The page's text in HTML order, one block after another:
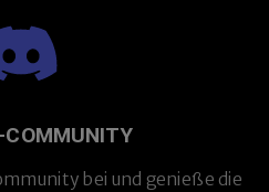
COMMUNITY
bei und genieße die